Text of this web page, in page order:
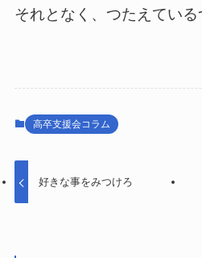
それとなく、つたえている
高卒支援会コラム
好きな事をみつけろ